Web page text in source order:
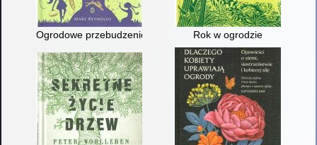
Ogrodowe przebudzenie : w trosce o ziemię i nas samych
Rok w ogrodzie